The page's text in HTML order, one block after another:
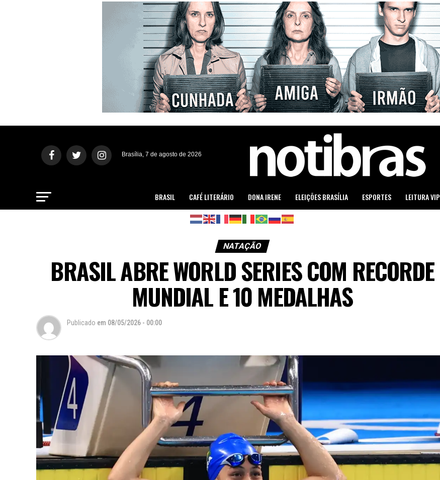
Brasília, 7 de agosto de 2026
BRASIL CAFÉ LITERÁRIO DONA IRENE ELEIÇÕES BRASÍLIA ESPORTES LEITURA VIP
NATAÇÃO
BRASIL ABRE WORLD SERIES COM RECORDE
MUNDIAL E 10 MEDALHAS
Publicado em 08/05/2026 - 00:00